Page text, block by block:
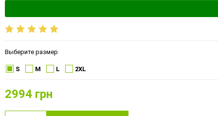
Выберите размер
S M L 2XL
2994 грн